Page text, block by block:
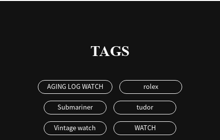
TAGS
AGING LOG WATCH rolex
Submariner tudor
Vintage watch WATCH